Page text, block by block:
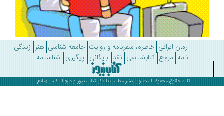
رمان ایرانی خاطره، سفرنامه و روایت جامعه شناسی هنر زندگی
مرجع کتابشناسی نقد بایگانی پیگیری شناسنامه
کلیه حقوق محفوظ است و بازنشر مطالب با ذکرکتاب نیوز و درج لینک، بلامانع .